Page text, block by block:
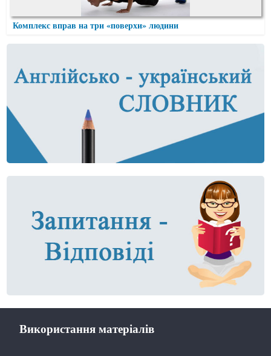
Комплекс вправ на три «поверхи» людини
Використання матеріалів